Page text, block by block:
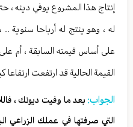
إنتاج هذا المشروع يوفي دينه ،
له ، وهو ينتج له أرباحا
على أساس قيمته السابقة ، أم
القيمة الحالية قد ارتفعت ارتفاعا
الجواب: بعد ما وفيت ديونك ،
التي صرفتها في عملك الزراعي